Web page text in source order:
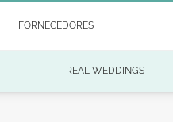
FORNECEDORES
REAL WEDDINGS